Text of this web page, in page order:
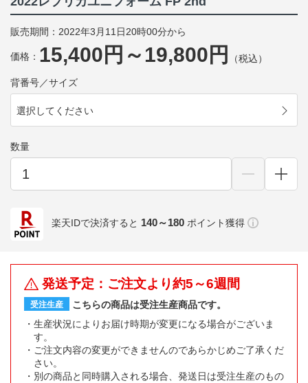
販売期間：2022年3月11日20時00分から
価格： 15,400円～19,800円 （税込）
背番号／サイズ
選択してください
数量
楽天IDで決済すると 140～180 ポイント獲得
発送予定：ご注文より約5～6週間
受注生産
こちらの商品は受注生産商品です。
生産状況によりお届け時期が変更になる場合がございま
す。
ご注文内容の変更ができませんのであらかじめご了承くだ
さい。
別の商品と同時購入される場合、発送日は受注生産のもの